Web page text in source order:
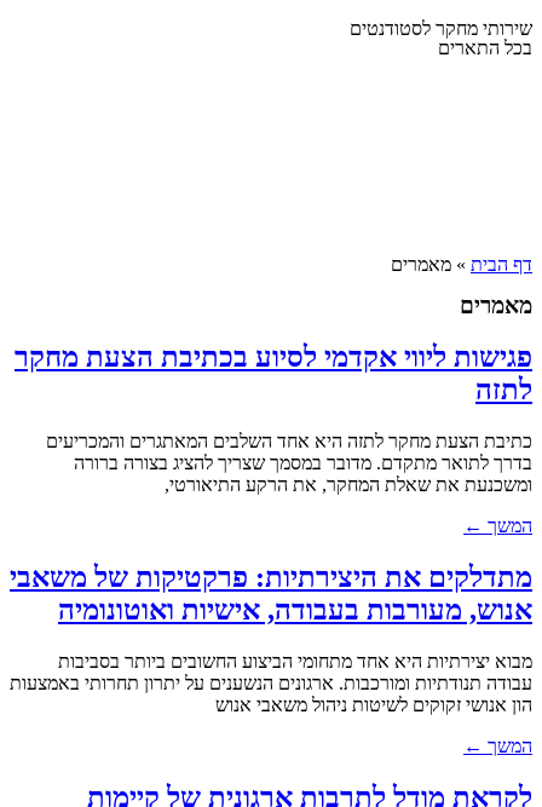
שירותי מחקר לסטודנטים
בכל התארים
דף הבית » מאמרים
מאמרים
פגישות ליווי אקדמי לסיוע בכתיבת הצעת מחקר
לתזה
כתיבת הצעת מחקר לתזה היא אחד השלבים המאתגרים והמכריעים
בדרך לתואר מתקדם. מדובר במסמך שצריך להציג בצורה ברורה
ומשכנעת את שאלת המחקר, את הרקע התיאורטי,
המשך ←
מתדלקים את היצירתיות: פרקטיקות של משאבי
אנוש, מעורבות בעבודה, אישיות ואוטונומיה
מבוא יצירתיות היא אחד מתחומי הביצוע החשובים ביותר בסביבות
עבודה תנודתיות ומורכבות. ארגונים הנשענים על יתרון תחרותי באמצעות
הון אנושי זקוקים לשיטות ניהול משאבי אנוש
המשך ←
לקראת מודל לתרבות ארגונית של קיימות